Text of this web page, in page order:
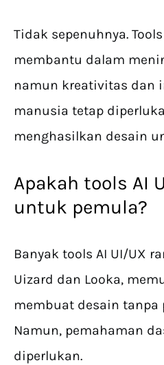
Tidak sepenuhnya.
membantu dalam
namun kreativitas dan
manusia tetap
menghasilkan desain
Apakah tools AI
untuk pemula?
Banyak tools AI UI/UX
Uizard dan Looka,
membuat desain tanpa
Namun, pemahaman
diperlukan.